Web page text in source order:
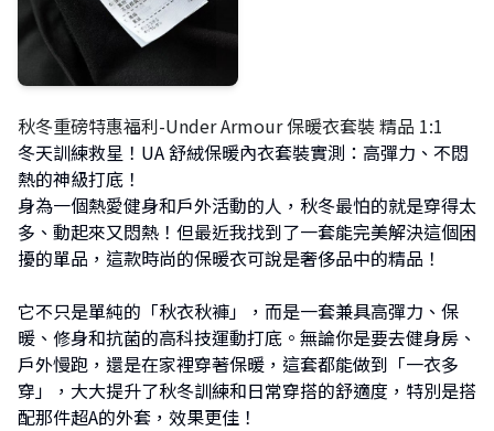
秋冬重磅特惠福利-Under Armour 保暖衣套裝 精品 1:1
冬天訓練救星！UA 舒絨保暖內衣套裝實測：高彈力、不悶
熱的神級打底！
身為一個熱愛健身和戶外活動的人，秋冬最怕的就是穿得太
多、動起來又悶熱！但最近我找到了一套能完美解決這個困
擾的單品，這款時尚的保暖衣可說是奢侈品中的精品！
它不只是單純的「秋衣秋褲」，而是一套兼具高彈力、保
暖、修身和抗菌的高科技運動打底。無論你是要去健身房、
戶外慢跑，還是在家裡穿著保暖，這套都能做到「一衣多
穿」，大大提升了秋冬訓練和日常穿搭的舒適度，特別是搭
配那件超A的外套，效果更佳！